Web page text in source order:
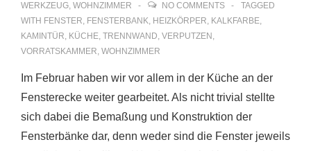
WERKZEUG, WOHNZIMMER NO COMMENTS
TAGGED
WITH FENSTER, FENSTERBANK, HEIZKÖRPER, KALKFARBE,
KAMINTÜR, KÜCHE, TRENNWAND, VERPUTZEN ,
VORRATSKAMMER, WOHNZIMMER
Im Februar haben wir vor allem in der Küche an der
Fensterecke weiter gearbeitet. Als nicht trivial stellte
sich dabei die Bemaßung und Konstruktion der
Fensterbänke dar, denn weder sind die Fenster jeweils